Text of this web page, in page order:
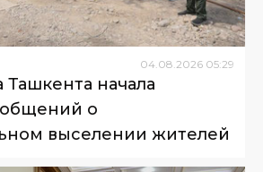
04 08 2026 05:29
Ташкента начала
о
выселении жителей